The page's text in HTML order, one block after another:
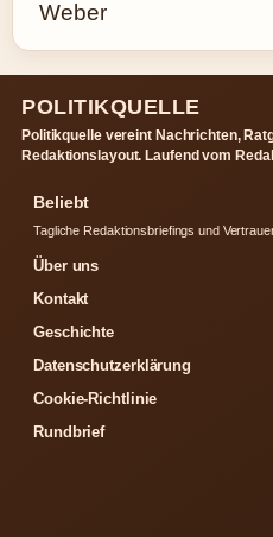
POLITIKQUELLE
Politikquelle vereint Nachrichten,
Redaktionslayout. Laufend vom
Beliebt
Tagliche Redaktionsbriefings und
Über uns
Kontakt
Geschichte
Datenschutzerklärung
Cookie-Richtlinie
Rundbrief